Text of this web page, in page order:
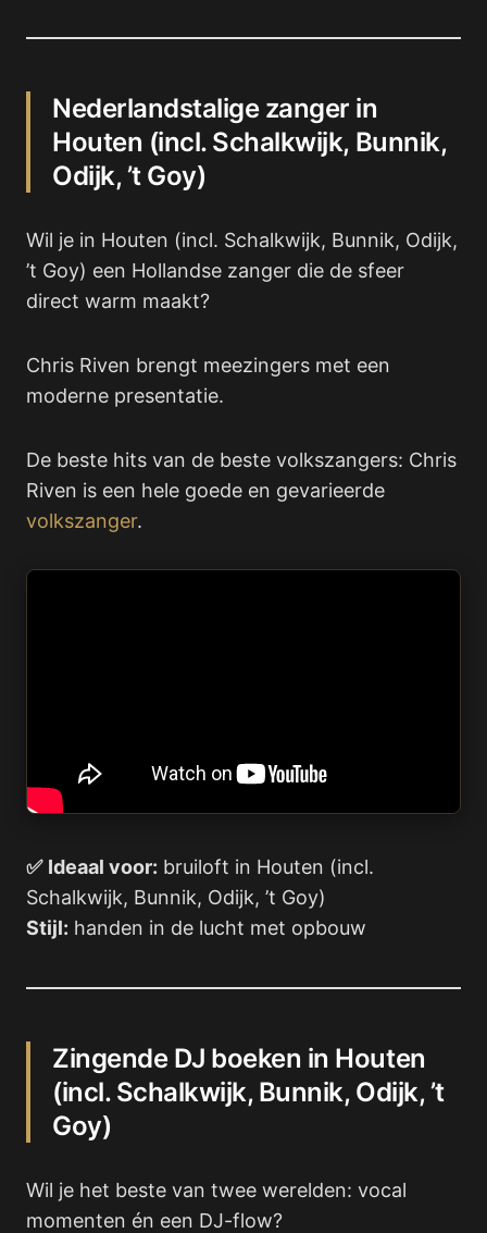
Nederlandstalige zanger in
Houten (incl. Schalkwijk, Bunnik,
Odijk, ’t Goy)
Wil je in Houten (incl. Schalkwijk, Bunnik, Odijk,
’t Goy) een Hollandse zanger die de sfeer
direct warm maakt?
Chris Riven brengt meezingers met een
moderne presentatie.
De beste hits van de beste volkszangers: Chris
Riven is een hele goede en gevarieerde
volkszanger.
✅ Ideaal voor: bruiloft in Houten (incl.
Schalkwijk, Bunnik, Odijk, ’t Goy)
Stijl: handen in de lucht met opbouw
Zingende DJ boeken in Houten
(incl. Schalkwijk, Bunnik, Odijk, ’t
Goy)
Wil je het beste van twee werelden: vocal
momenten én een DJ-flow?